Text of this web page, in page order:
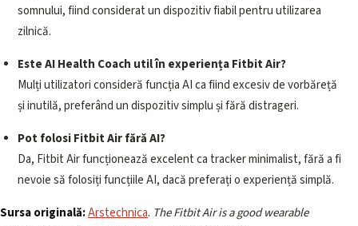
somnului, fiind considerat un dispozitiv fiabil pentru utilizarea
zilnică.
Este AI Health Coach util în experiența Fitbit Air?
Mulți utilizatori consideră funcția AI ca fiind excesiv de vorbăreță
și inutilă, preferând un dispozitiv simplu și fără distrageri.
Pot folosi Fitbit Air fără AI?
Da, Fitbit Air funcționează excelent ca tracker minimalist, fără a fi
nevoie să folosiți funcțiile AI, dacă preferați o experiență simplă.
Sursa originală:Arstechnica. The Fitbit Air is a good wearable